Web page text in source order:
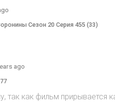
Сезон 20 Серия 455 (33)
ago
так как фильм